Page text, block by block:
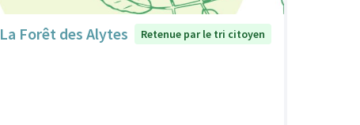
La Forêt des Alytes Retenue par le tri citoyen